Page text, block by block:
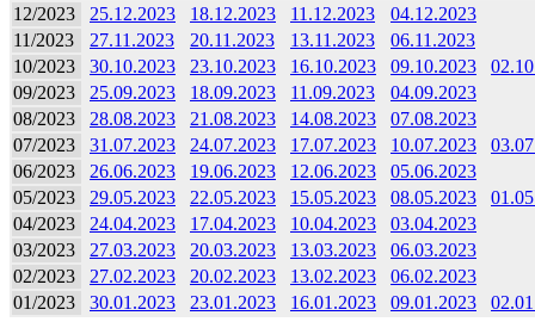
12/2023 25.12.2023 18.12.2023 11.12.2023
04.12.2023
11/2023
27.11.2023 20.11.2023 13.11.2023
06.11.2023
10/2023
30.10.2023 23.10.2023 16.10.2023 09.10.2023
09/2023
25.09.2023 18.09.2023 11.09.2023
04.09.2023
08/2023
28.08.2023 21.08.2023 14.08.2023
07.08.2023
07/2023
31.07.2023 24.07.2023 17.07.2023 10.07.2023
06/2023
26.06.2023 19.06.2023 12.06.2023
05.06.2023
05/2023
29.05.2023 22.05.2023 15.05.2023 08.05.2023
04/2023
24.04.2023 17.04.2023 10.04.2023
03.04.2023
03/2023
27.03.2023 20.03.2023 13.03.2023
06.03.2023
02/2023
27.02.2023 20.02.2023 13.02.2023
06.02.2023
01/2023
30.01.2023 23.01.2023 16.01.2023 09.01.2023